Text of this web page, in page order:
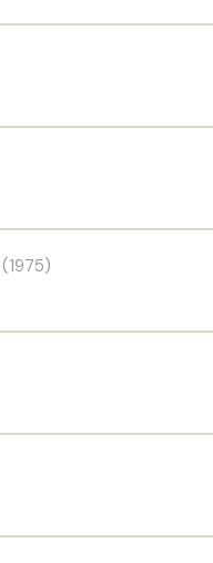
(1975)